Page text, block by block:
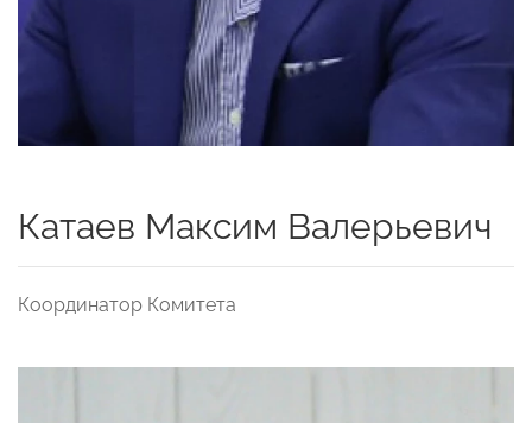
Катаев Максим Валерьевич
Координатор Комитета